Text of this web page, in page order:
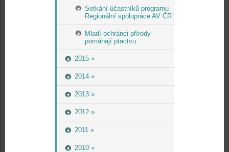
Setkání účastníků programu
Regionální spolupráce AV ČR
Mladí ochránci přírody
pomáhají ptactvu
2015 »
2014 »
2013 »
2012 »
2011 »
2010 »